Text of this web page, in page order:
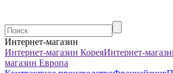
Интернет-магазин
Интернет-магазин КореяИнтернет-
магазин Европа